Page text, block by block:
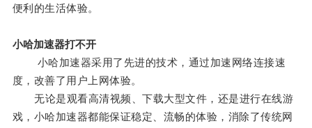
便利的生活体验。
小哈加速器打不开
小哈加速器采用了先进的技术，通过加速网络连接速
度，改善了用户上网体验。
无论是观看高清视频、下载大型文件，还是进行在线游
戏，小哈加速器都能保证稳定、流畅的体验，消除了传统网